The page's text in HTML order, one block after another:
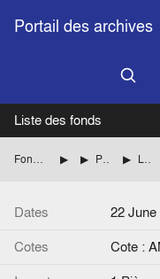
Portail des archives
Liste des fonds
Fonds Jean Monnet : Comité d'action, correspondance FRANCE : DIVERS
Personnalités dont les noms commencent par BOR à BU Lettre de la Secrétaire de Jean Monnet à G. de Buhan.
Dates
22 June
Cotes
Cote :